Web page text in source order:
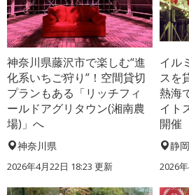
神奈川県藤沢市で楽しむ“進
化系いちご狩り”！空間貸切
プランもある「リッチフィ
ールドアグリタウン(湘南農
場)」へ
神奈川県
2026年4月22日 18:23 更新
イル
スを
熱海
イト
開催
静
2026